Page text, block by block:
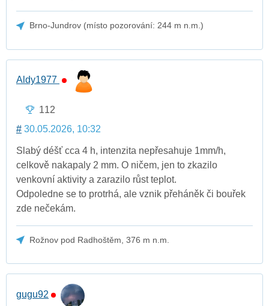
Brno-Jundrov (místo pozorování: 244 m n.m.)
Aldy1977
112
# 30.05.2026, 10:32
Slabý déšť cca 4 h, intenzita nepřesahuje 1mm/h,
celkově nakapaly 2 mm. O ničem, jen to zkazilo
venkovní aktivity a zarazilo růst teplot.
Odpoledne se to protrhá, ale vznik přeháněk či bouřek
zde nečekám.
Rožnov pod Radhoštěm, 376 m n.m.
gugu92